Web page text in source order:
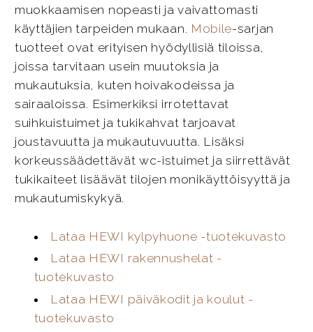
muokkaamisen nopeasti ja vaivattomasti
käyttäjien tarpeiden mukaan. Mobile-sarjan
tuotteet ovat erityisen hyödyllisiä tiloissa,
joissa tarvitaan usein muutoksia ja
mukautuksia, kuten hoivakodeissa ja
sairaaloissa. Esimerkiksi irrotettavat
suihkuistuimet ja tukikahvat tarjoavat
joustavuutta ja mukautuvuutta. Lisäksi
korkeussäädettävät wc-istuimet ja siirrettävät
tukikaiteet lisäävät tilojen monikäyttöisyyttä ja
mukautumiskykyä.
Lataa HEWI kylpyhuone -tuotekuvasto
Lataa HEWI rakennushelat -
tuotekuvasto
Lataa HEWI päiväkodit ja koulut -
tuotekuvasto